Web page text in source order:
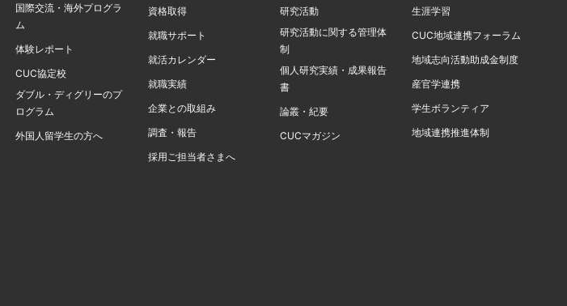
国際交流・海外プログラ
ム
体験レポート
CUC協定校
ダブル・ディグリーのプ
ログラム
外国人留学生の方へ
資格取得
就職サポート
就活カレンダー
就職実績
企業との取組み
調査・報告
採用ご担当者さまへ
研究活動
研究活動に関する管理体
制
個人研究実績・成果報告
書
論叢・紀要
CUCマガジン
生涯学習
CUC地域連携フォーラム
地域志向活動助成金制度
産官学連携
学生ボランティア
地域連携推進体制